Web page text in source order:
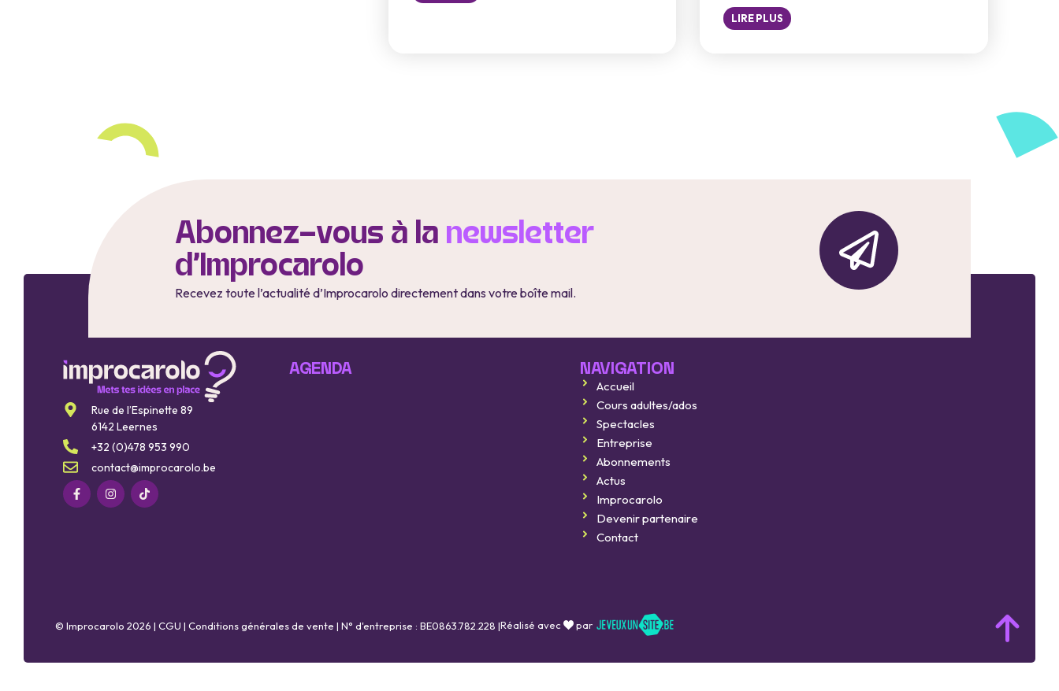
LIRE PLUS
Abonnez-vous à la newsletter
d'Improcarolo
Recevez toute l’actualité d’Improcarolo directement dans votre boîte mail.
Rue de l’Espinette 89
6142 Leernes
+32 (0)478 953 990
contact@improcarolo.be
AGENDA NAVIGATION
Accueil
Cours adultes/ados
Spectacles
Entreprise
Abonnements
Actus
Improcarolo
Devenir partenaire
Contact
© Improcarolo 2026 | CGU | Conditions générales de vente | N° d'entreprise : BE0863.782.228 |Réalisé avec par